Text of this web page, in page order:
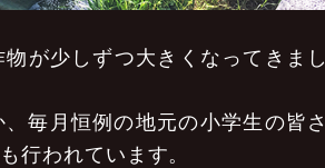
が少しずつ大きくなってきまし
毎月恒例の地元の小学生の皆さ
行われています。